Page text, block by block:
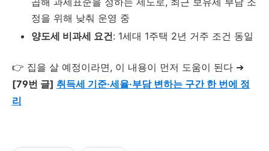
정을 위해 낮춰 운영 중
양도세 비과세 요건: 1세대 1주택 2년 거주 조건 동일
👉 집을 살 예정이라면, 이 내용이 먼저 도움이 된다 ➜
[79번 글] 취득세 기준·세율·부담 변하는 구간 한 번에 정
리